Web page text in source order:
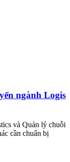
ngành Logis
và Quản lý chuỗi
cần chuẩn bị